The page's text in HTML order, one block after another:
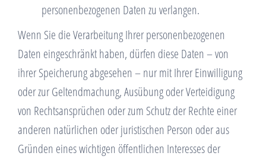
personenbezogenen Daten zu verlangen.
Wenn Sie die Verarbeitung Ihrer personenbezogenen
Daten eingeschränkt haben, dürfen diese Daten – von
ihrer Speicherung abgesehen – nur mit Ihrer Einwilligung
oder zur Geltendmachung, Ausübung oder Verteidigung
von Rechtsansprüchen oder zum Schutz der Rechte einer
anderen natürlichen oder juristischen Person oder aus
Gründen eines wichtigen öffentlichen Interesses der